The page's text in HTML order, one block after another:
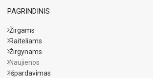
PAGRINDINIS
Žirgams
Raiteliams
Žirgynams
Naujienos
Išpardavimas